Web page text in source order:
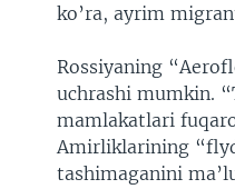
ko’ra, ayrim
Rossiyaning
uchrashi mumkin.
mamlakatlari
Amirliklarining
tashimaganini